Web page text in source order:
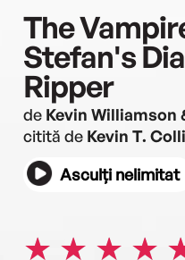
The
Stefan's
Ripper
de Kevin Williamson
citită de Kevin T.
Asculți nelimitat